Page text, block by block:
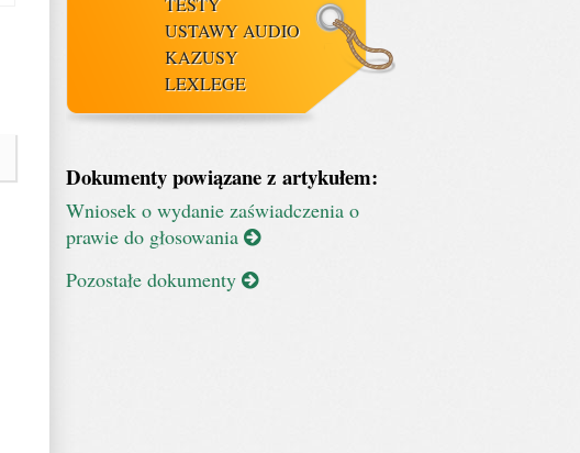
USTAWY AUDIO
KAZUSY
LEXLEGE
Dokumenty powiązane z artykułem:
Wniosek o wydanie zaświadczenia o
prawie do głosowania
Pozostałe dokumenty